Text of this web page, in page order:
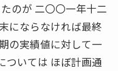
のが 二〇〇一年十二
にならなければ最終
の実績値に対して一
ついては ほぼ計画通